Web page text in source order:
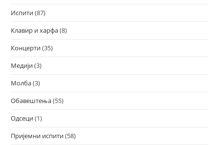
Испити(87)
Клавир и харфа(8)
Концерти(35)
Медији(3)
Молба(3)
Обавештења(55)
Одсеци(1)
Пријемни испити(58)